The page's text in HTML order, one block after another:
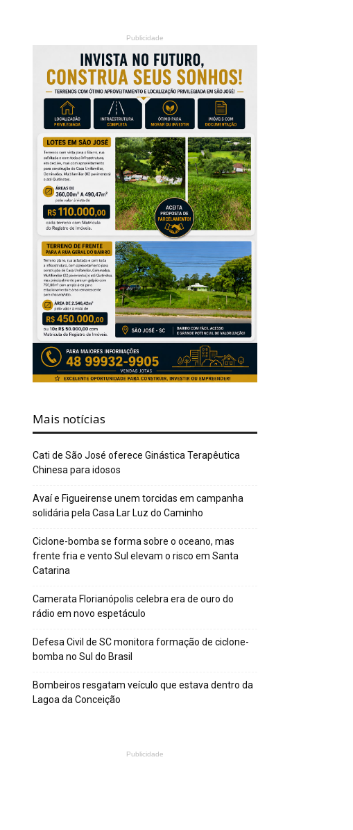
Publicidade
Mais notícias
Cati de São José oferece Ginástica Terapêutica
Chinesa para idosos
Avaí e Figueirense unem torcidas em campanha
solidária pela Casa Lar Luz do Caminho
Ciclone-bomba se forma sobre o oceano, mas
frente fria e vento Sul elevam o risco em Santa
Catarina
Camerata Florianópolis celebra era de ouro do
rádio em novo espetáculo
Defesa Civil de SC monitora formação de ciclone-
bomba no Sul do Brasil
Bombeiros resgatam veículo que estava dentro da
Lagoa da Conceição
Publicidade